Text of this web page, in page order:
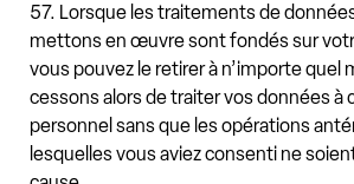
57. Lorsque les traitements de
mettons en œuvre sont fondés sur
vous pouvez le retirer à n’importe quel
cessons alors de traiter vos données à
personnel sans que les opérations
lesquelles vous aviez consenti ne